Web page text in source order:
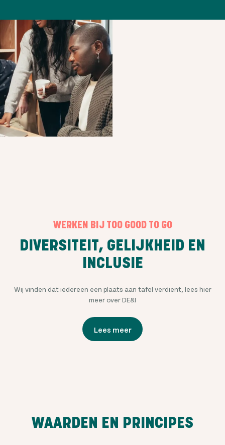
WERKEN BIJ TOO GOOD TO GO
DIVERSITEIT, GELIJKHEID EN
INCLUSIE
Wij vinden dat iedereen een plaats aan tafel verdient, lees hier
meer over DE&I
Lees meer
WAARDEN EN PRINCIPES